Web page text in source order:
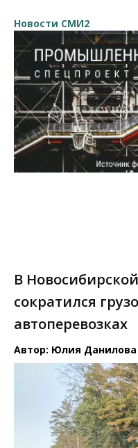
Новости СМИ2
В
сократился
автоперевозках
Автор: Юлия Данилова